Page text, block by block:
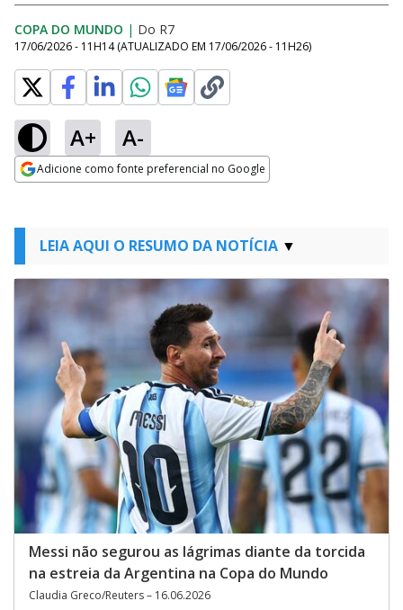
COPA DO MUNDO | Do R7
17/06/2026 - 11H14 (ATUALIZADO EM 17/06/2026 - 11H26)
A+ A-
Adicione como fonte preferencial no Google
LEIA AQUI O RESUMO DA NOTÍCIA
Messi não segurou as lágrimas diante da torcida
na estreia da Argentina na Copa do Mundo
Claudia Greco/Reuters – 16.06.2026